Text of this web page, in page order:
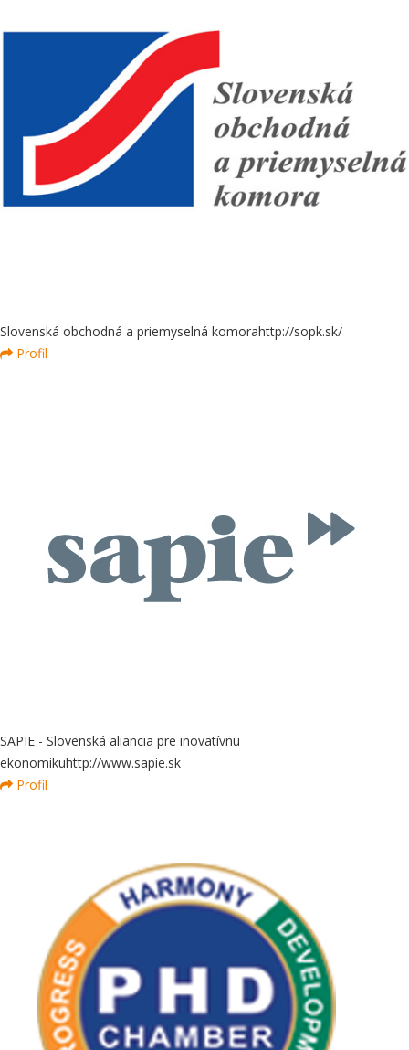
Slovenská obchodná a priemyselná komorahttp://sopk.sk/
Profil
SAPIE - Slovenská aliancia pre inovatívnu
ekonomikuhttp://www.sapie.sk
Profil